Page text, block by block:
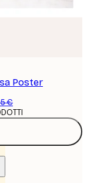
Poster
€